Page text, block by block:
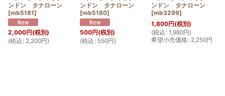
ンドン タナローン
[mb5181]
2,000円(税別)
(税込 : 2,200円)
ンドン タナローン
[mb5180]
500円(税別)
(税込 : 550円)
ンドン タナローン
[mb3299]
1,800円(税別)
(税込 : 1,980円)
希望小売価格: 2,250円